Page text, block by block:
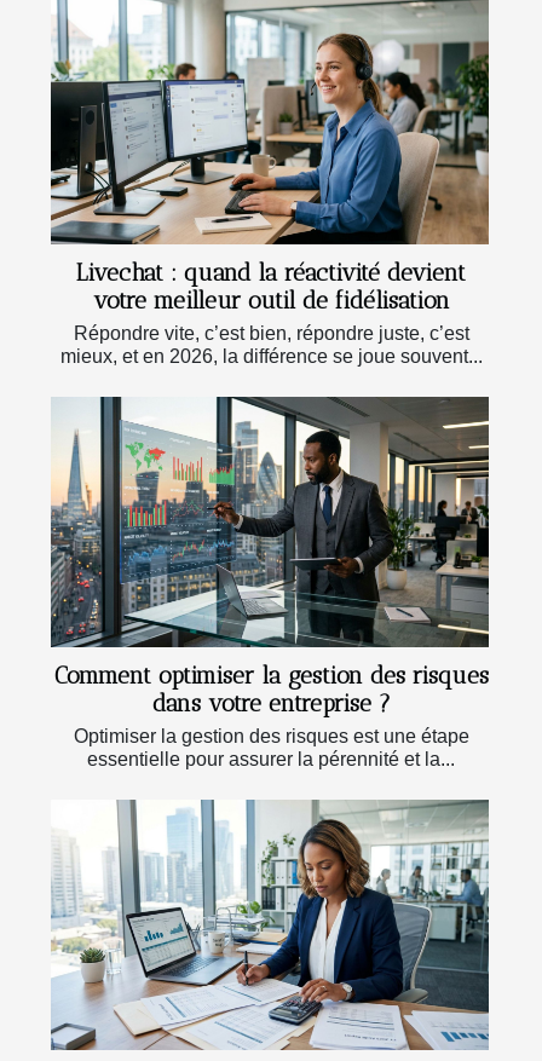
Livechat : quand la réactivité devient
votre meilleur outil de fidélisation
Répondre vite, c’est bien, répondre juste, c’est
mieux, et en 2026, la différence se joue souvent...
Comment optimiser la gestion des risques
dans votre entreprise ?
Optimiser la gestion des risques est une étape
essentielle pour assurer la pérennité et la...